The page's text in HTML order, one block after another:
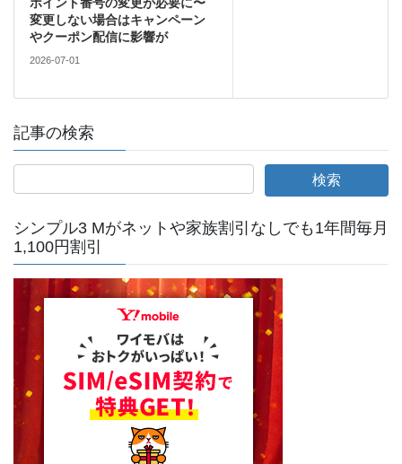
変更しない場合はキャンペーン
やクーポン配信に影響が
2026-07-01
記事の検索
シンプル3 Mがネットや家族割引なしでも1年間毎月
1,100円割引